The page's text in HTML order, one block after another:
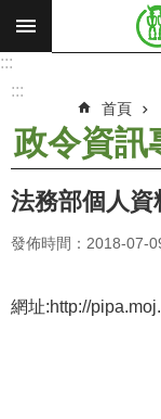
跳到主要內容區塊
搜
願
使
命
新
:::
:::
首頁
政令資訊
法務部個人資
發佈時間：2018-07-
網址:http://